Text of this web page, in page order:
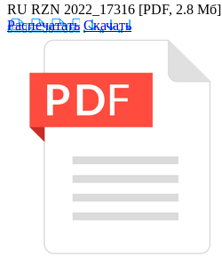
RU RZN 2022_17316 [PDF, 2.8 Мб]
Распечатать Скачать